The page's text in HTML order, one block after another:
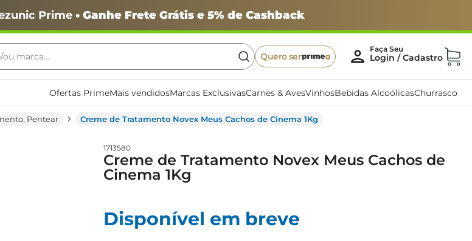
Prime• Ganhe Frete Grátis e 5% de Cashback
ou marca...
Quero ser
Ofertas PrimeMais vendidosMarcas ExclusivasCarnes & AvesVinhosBebidas AlcoólicasChurrasco
Pentear Creme de Tratamento Novex Meus Cachos de Cinema 1Kg
1713580
Creme de Tratamento Novex Meus Cachos de
Cinema 1Kg
Disponível em breve